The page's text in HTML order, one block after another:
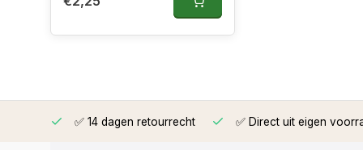
✅ 14 dagen retourrecht ✅ Direct uit eigen